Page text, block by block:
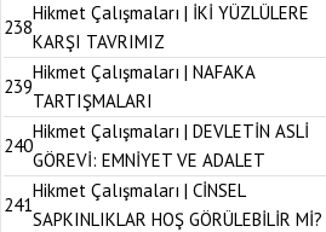
238
Hikmet Çalışmaları | İKİ YÜZLÜLERE
KARŞI TAVRIMIZ
239
Hikmet Çalışmaları | NAFAKA
TARTIŞMALARI
240
Hikmet Çalışmaları | DEVLETİN ASLİ
GÖREVİ: EMNİYET VE ADALET
241
Hikmet Çalışmaları | CİNSEL
SAPKINLIKLAR HOŞ GÖRÜLEBİLİR Mİ?